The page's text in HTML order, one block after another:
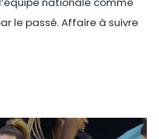
le passé. Affaire à suivre